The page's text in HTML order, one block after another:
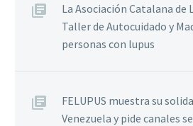
La Asociación Catalana de
Taller de Autocuidado y
personas con lupus
FELUPUS muestra su
Venezuela y pide canales